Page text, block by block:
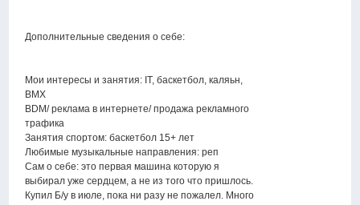
Дополнительные сведения о себе:
Мои интересы и занятия: IT, баскетбол, каляьн,
BMX
BDM/ реклама в интернете/ продажа рекламного
трафика
Занятия спортом: баскетбол 15+ лет
Любимые музыкальные направления: реп
Сам о себе: это первая машина которую я
выбирал уже сердцем, а не из того что пришлось.
Купил Б/у в июле, пока ни разу не пожалел. Много